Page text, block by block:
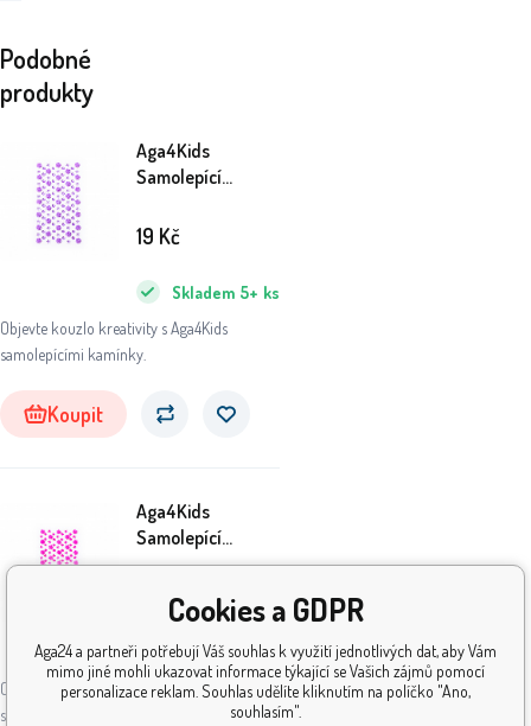
Podobné
produkty
Aga4Kids
Samolepící
DS8105FH
Objevte kouzlo kreativity s Aga4Kids
samolepícími kamínky.
Skladem 5+ ks
19 Kč
Koupit
Aga4Kids
Samolepící
kamínky
Objevte kouzlo kreativity s Aga4Kids
samolepícími kamínky.
Skladem 5+ ks
Kč
Cookies a GDPR
Aga24 a partneři potřebují Váš souhlas k využití jednotlivých dat, aby Vám
mimo jiné mohli ukazovat informace týkající se Vašich zájmů pomocí
personalizace reklam. Souhlas udělíte kliknutím na políčko "Ano,
souhlasím".